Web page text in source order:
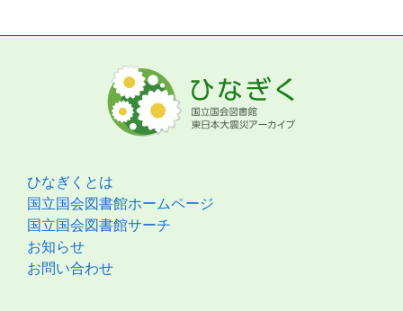
ひなぎくとは
国立国会図書館ホームページ
国立国会図書館サーチ
お知らせ
お問い合わせ